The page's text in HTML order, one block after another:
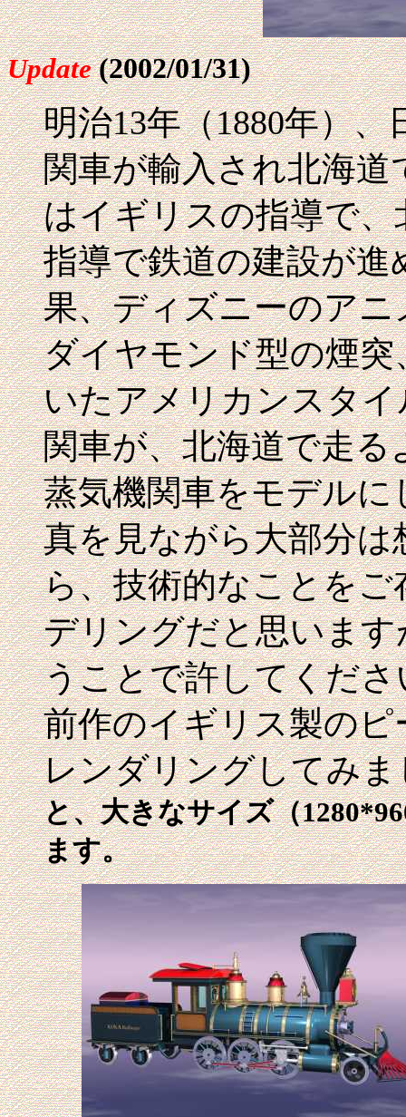
Update (2002/01/31)
明治13年（1880年）
関車が輸入され北海
はイギリスの指導で
指導で鉄道の建設が
果、ディズニーのア
ダイヤモンド型の煙
いたアメリカンスタ
関車が、北海道で走
蒸気機関車をモデルに
真を見ながら大部分
ら、技術的なことを
デリングだと思いま
うことで許してくださ
前作のイギリス製の
レンダリングしてみま
と、大きなサイズ（
ます。